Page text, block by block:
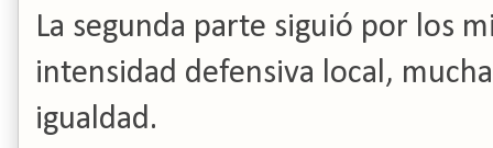
La segunda parte siguió por los
intensidad defensiva local,
igualdad.